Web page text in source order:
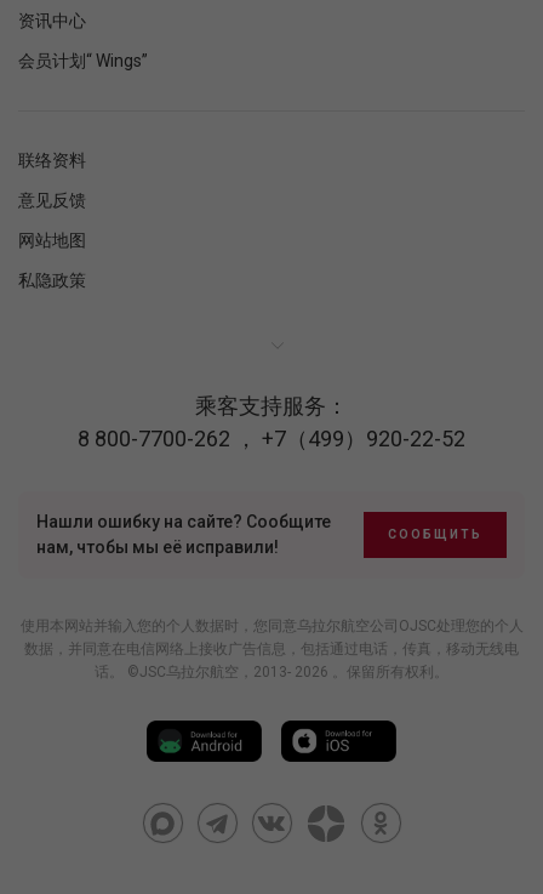
资讯中心
会员计划“ Wings”
联络资料
意见反馈
网站地图
私隐政策
乘客支持服务：
8 800-7700-262 ， +7（499）920-22-52
Нашли ошибку на сайте? Сообщите
нам, чтобы мы её исправили!
СООБЩИТЬ
使用本网站并输入您的个人数据时，您同意乌拉尔航空公司OJSC处理您的个人
数据，并同意在电信网络上接收广告信息，包括通过电话，传真，移动无线电
话。 ©JSC乌拉尔航空，2013- 2026 。保留所有权利。